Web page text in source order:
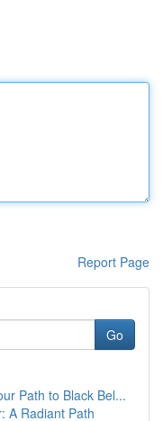
Report Page
Go
Path to Black Bel...
A Radiant Path